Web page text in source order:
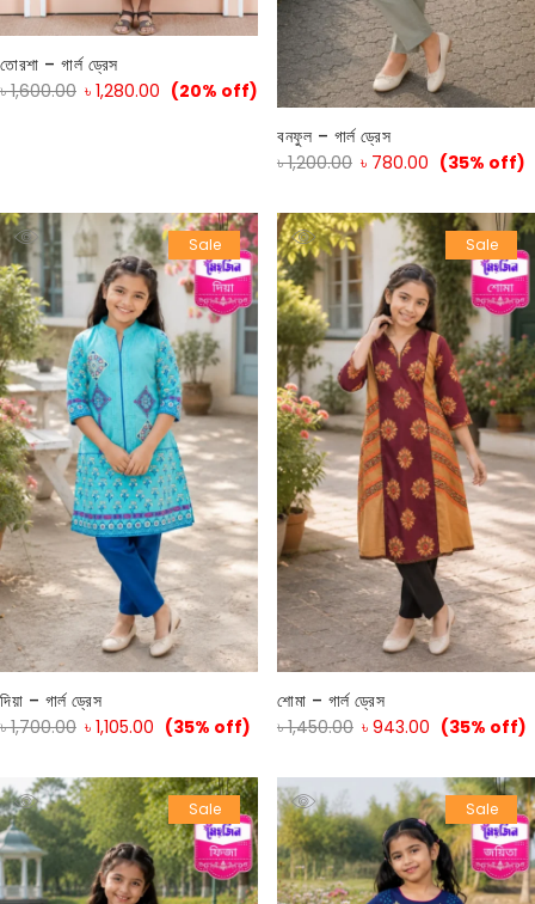
তোরশা – গার্ল ড্রেস
৳1,600.00 ৳ 1,280.00 (20% off)
বনফুল – গার্ল ড্রেস
৳1,200.00 ৳ 780.00 (35% off)
Sale
দিয়া – গার্ল ড্রেস
৳1,700.00 ৳ 1,105.00 (35% off)
Sale
শোমা – গার্ল ড্রেস
৳1,450.00 ৳ 943.00 (35% off)
Sale Sale